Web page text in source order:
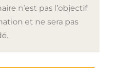
n’est pas l’objectif
et ne sera pas